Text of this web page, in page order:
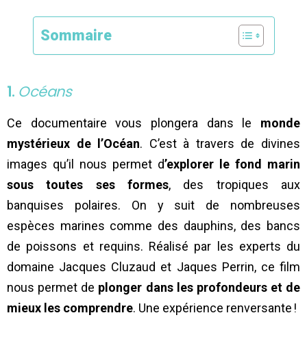
Sommaire
1. Océans
Ce documentaire vous plongera dans le monde
mystérieux de l’Océan. C’est à travers de divines
images qu’il nous permet d’explorer le fond marin
sous toutes ses formes, des tropiques aux
banquises polaires. On y suit de nombreuses
espèces marines comme des dauphins, des bancs
de poissons et requins. Réalisé par les experts du
domaine Jacques Cluzaud et Jaques Perrin, ce film
nous permet de plonger dans les profondeurs et de
mieux les comprendre. Une expérience renversante !